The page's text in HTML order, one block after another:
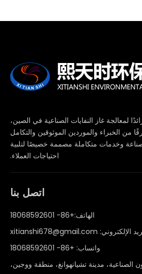
لمعالجة غاز النفايات الصناعية في الصين،
من الخبراء والموردين الموثوقين والتكامل
وخدمات متكاملة مصممة خصيصًا لتلبية
احتياجات العملاء.
اتصل بنا
الهاتف:+86- 18068592601
الإلكتروني: xitianshi678@gmail.com
واتساب: +86- 18068592601
الصناعية، مدينة تشيانهوانغ، منطقة ووجين،